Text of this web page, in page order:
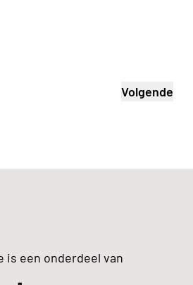
Volgende
is een onderdeel van